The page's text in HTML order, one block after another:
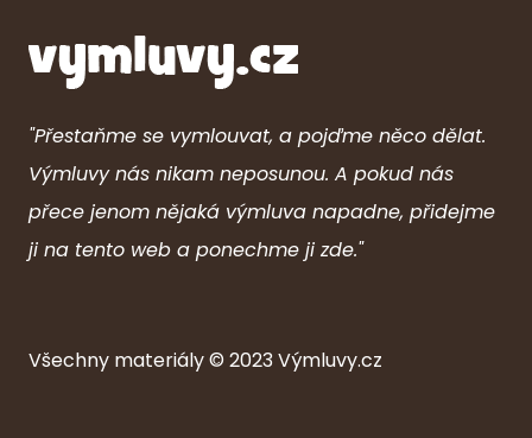
"Přestaňme se vymlouvat, a pojďme něco dělat.
Výmluvy nás nikam neposunou. A pokud nás
přece jenom nějaká výmluva napadne, přidejme
ji na tento web a ponechme ji zde."
Všechny materiály © 2023Výmluvy.cz